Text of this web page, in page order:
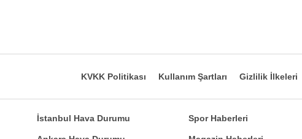
KVKK Politikası Kullanım Şartları Gizlilik İlkeleri
İstanbul Hava Durumu Spor Haberleri